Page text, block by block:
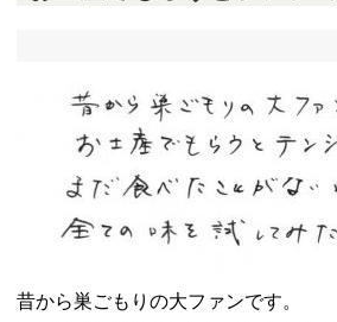
昔から巣ごもりの大ファンです。